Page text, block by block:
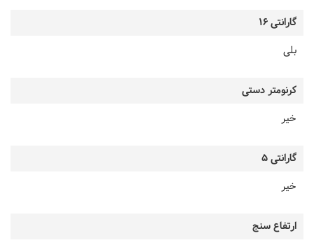
گارانتی 16
بلی
کرنومتر دستی
خیر
گارانتی 5
خیر
ارتفاع سنج